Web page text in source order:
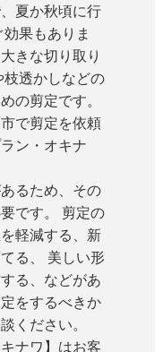
夏か秋頃に行
果もありま
きな切り取り
透かしなどの
の剪定です。
で剪定を依頼
ン・オキナ
るため、その
です。 剪定の
軽減する、新
る、 美しい形
る、などがあ
をするべきか
ください。
ナワ】はお客